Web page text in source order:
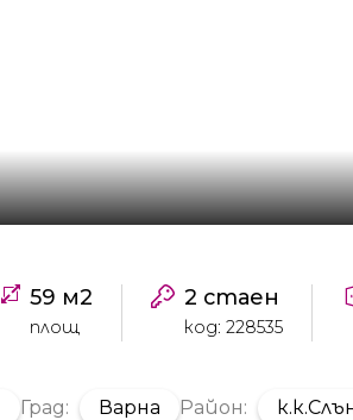
59 м2
площ
2 стаен
код: 228535
Град: Варна Район: